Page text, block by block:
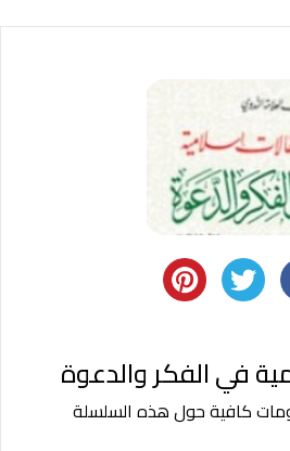
في الفكر والدعوة
كافية حول هذه السلسلة